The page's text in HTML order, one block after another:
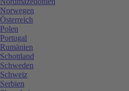
Norwegen
Österreich
Polen
Portugal
Rumänien
Schottland
Schweden
Schweiz
Serbien